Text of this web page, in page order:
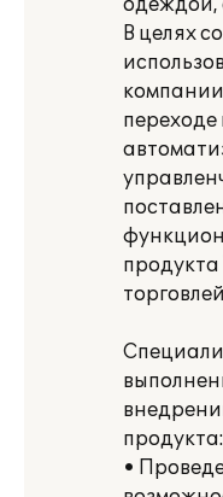
одеждой,
В целях
продукта:
•